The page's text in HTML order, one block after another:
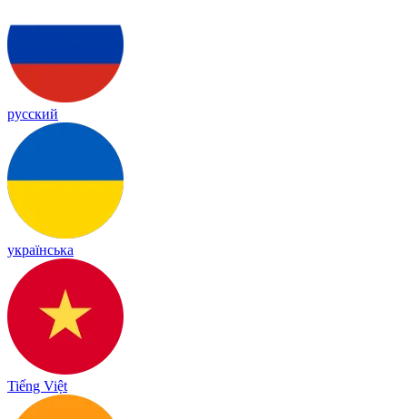
русский
українська
Tiếng Việt